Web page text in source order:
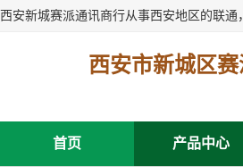
西安市新城区
首页 产品中心